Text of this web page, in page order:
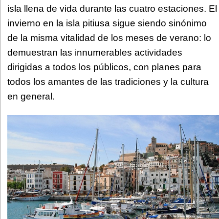
isla llena de vida durante las cuatro estaciones. El
invierno en la isla pitiusa sigue siendo sinónimo
de la misma vitalidad de los meses de verano: lo
demuestran las innumerables actividades
dirigidas a todos los públicos, con planes para
todos los amantes de las tradiciones y la cultura
en general.